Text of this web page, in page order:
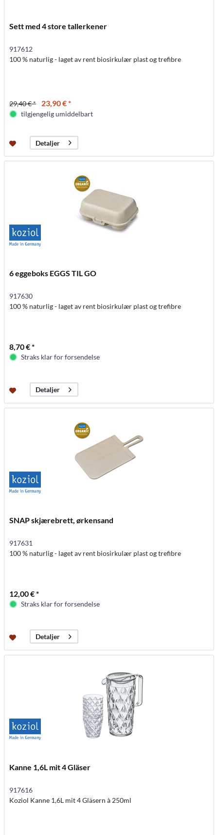
Sett med 4 store tallerkener
917612
100 % naturlig - laget av rent biosirkulær plast og trefibre
29,40 € * 23,90 € *
tilgjengelig umiddelbart
Detaljer
6 eggeboks EGGS TIL GO
917630
100 % naturlig - laget av rent biosirkulær plast og trefibre
8,70 € *
Straks klar for forsendelse
Detaljer
SNAP skjærebrett, ørkensand
917631
100 % naturlig - laget av rent biosirkulær plast og trefibre
12,00 € *
Straks klar for forsendelse
Detaljer
Kanne 1,6L mit 4 Gläser
917616
Koziol Kanne 1,6L mit 4 Gläsern à 250ml